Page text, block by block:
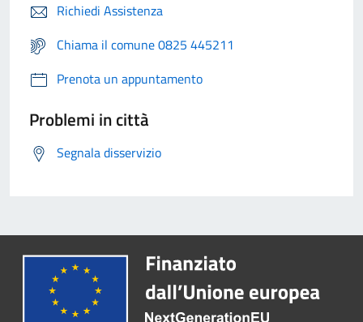
Richiedi Assistenza
Chiama il comune 0825 445211
Prenota un appuntamento
Problemi in città
Segnala disservizio